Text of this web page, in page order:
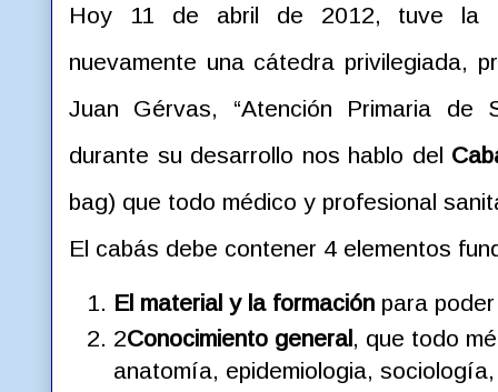
Hoy 11 de abril de 2012, tuve la
nuevamente una cátedra privilegiada,
Juan Gérvas, “Atención Primaria de
durante su desarrollo nos hablo del
bag) que todo médico y profesional
El cabás debe contener 4 elementos
El material y la formación para
2Conocimiento general, que todo
anatomía, epidemiologia,